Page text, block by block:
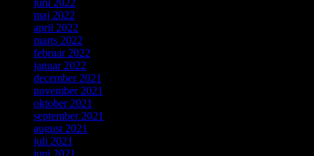
juni 2022
maj 2022
april 2022
marts 2022
februar 2022
januar 2022
december 2021
november 2021
oktober 2021
september 2021
august 2021
juli 2021